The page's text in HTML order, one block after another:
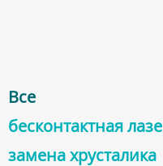
Все
бесконтактная
заменa хрусталика